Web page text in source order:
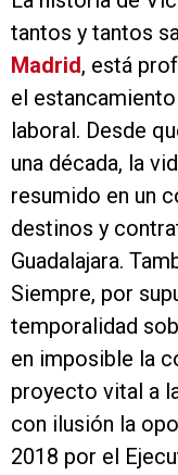
tantos y tantos
Madrid, está
el
laboral. Desde
una década, la
resumido en un
destinos y
Guadalajara.
Siempre, por
temporalidad
en imposible la
proyecto vital a
con ilusión la
2018 por el